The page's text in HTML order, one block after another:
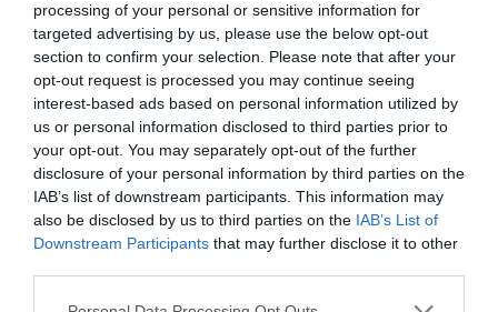
processing of your personal or sensitive information for
targeted advertising by us, please use the below opt-out
section to confirm your selection. Please note that after your
opt-out request is processed you may continue seeing
interest-based ads based on personal information utilized by
us or personal information disclosed to third parties prior to
your opt-out. You may separately opt-out of the further
disclosure of your personal information by third parties on the
IAB’s list of downstream participants. This information may
also be disclosed by us to third parties on the IAB’s List of
Downstream Participants that may further disclose it to other
Please note that this website/app uses one or more Google
ΡΟΗ ΕΙΔΗΣΕΩΝ
Κοκκίνου: «Κόλασε» την Κύθνο με το
μαγιό της–Το στιγμιότυπο με καρπούζι
δίπλα στην πισίνα που έγινε viral!
ΙΩΑΝΝΑ ΚΑΡΑ
09.08.2026 | 23:00
Ο Αλέξανδρος Κοψιάλης αποκάλυψε ότι
έχασε 30 κιλά – Από 120 πήγε στα 90 [vid]
ΙΩΑΝΝΑ ΚΑΡΑ